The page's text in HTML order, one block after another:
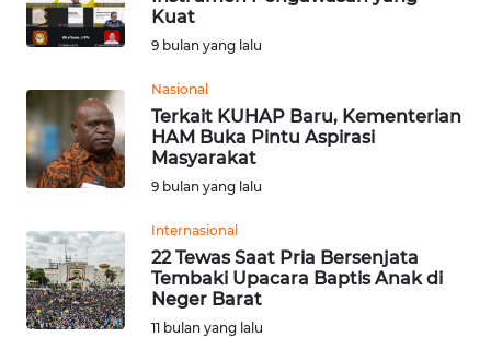
Kuat
9 bulan yang lalu
Nasional
Terkait KUHAP Baru, Kementerian
HAM Buka Pintu Aspirasi
Masyarakat
9 bulan yang lalu
Internasional
22 Tewas Saat Pria Bersenjata
Tembaki Upacara Baptis Anak di
Neger Barat
11 bulan yang lalu
WN
WN
BABEL
WN
WN
SUMSEL